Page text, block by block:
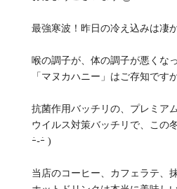
最強寒波！昨日の冷え込みは
喉の調子が、体の調子が悪くな
「マヌカハニー」はご存知です
抗菌作用バッチリの、プレミア
ウイルス対策バッチリで、この
ｰ̀֊ｰ́ )
当店のコーヒー、カフェラテ、